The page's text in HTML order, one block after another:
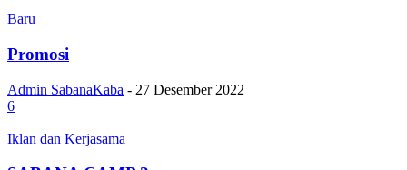
Baru
Promosi
Admin SabanaKaba - 27 Desember 2022
6
Iklan dan Kerjasama